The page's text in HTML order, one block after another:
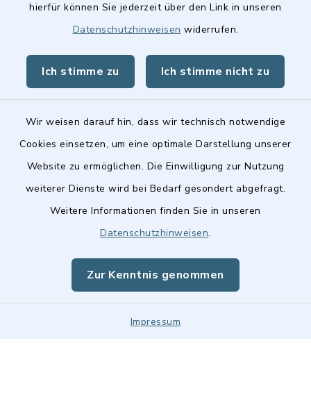
hierfür können Sie jederzeit über den Link in unseren
Datenschutzhinweisen widerrufen.
Ich stimme zu Ich stimme nicht zu
Wir weisen darauf hin, dass wir technisch notwendige
Cookies einsetzen, um eine optimale Darstellung unserer
Website zu ermöglichen. Die Einwilligung zur Nutzung
weiterer Dienste wird bei Bedarf gesondert abgefragt.
Weitere Informationen finden Sie in unseren
Datenschutzhinweisen.
Zur Kenntnis genommen
Impressum
Stellenangebote
Landkreis Fürth
Barrierefreiheit
Impressum
Sitemap